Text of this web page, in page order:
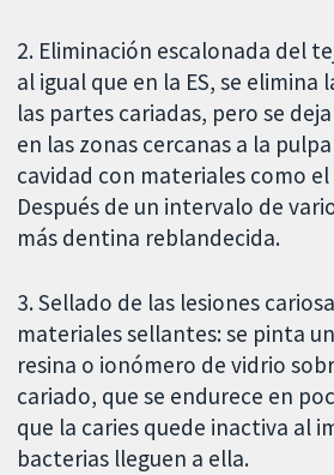
2. Eliminación escalonada del
al igual que en la ES, se elimina
las partes cariadas, pero se
en las zonas cercanas a la
cavidad con materiales como
Después de un intervalo de
más dentina reblandecida.
3. Sellado de las lesiones
materiales sellantes: se pinta
resina o ionómero de vidrio
cariado, que se endurece en
que la caries quede inactiva al
bacterias lleguen a ella.